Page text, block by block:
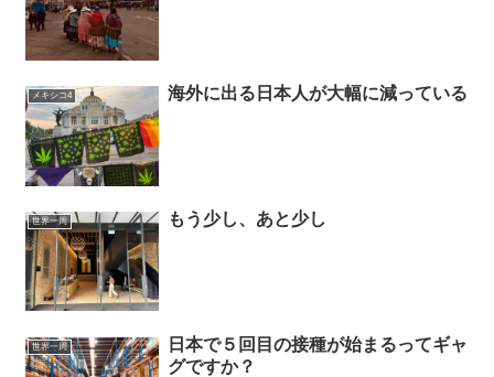
メキシコ4 海外に出る日本人が大幅に減っている
世界一周 もう少し、あと少し
世界一周
日本で５回目の接種が始まるってギャ
グですか？